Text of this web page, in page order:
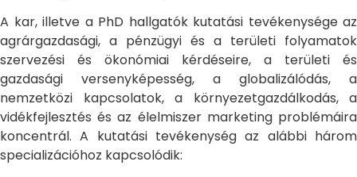
A kar, illetve a PhD hallgatók kutatási tevékenysége az
agrárgazdasági, a pénzügyi és a területi folyamatok
szervezési és ökonómiai kérdéseire, a területi és
gazdasági versenyképesség, a globalizálódás, a
nemzetközi kapcsolatok, a környezetgazdálkodás, a
vidékfejlesztés és az élelmiszer marketing problémáira
koncentrál. A kutatási tevékenység az alábbi három
specializációhoz kapcsolódik: